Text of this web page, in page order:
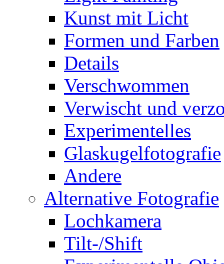
Kunst mit Licht
Formen und Farben
Details
Verschwommen
Verwischt und
Experimentelles
Glaskugelfotografie
Andere
Alternative Fotografie
Lochkamera
Tilt-/Shift